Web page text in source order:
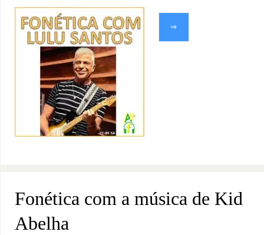
⇒
Fonética com a música de Kid
Abelha